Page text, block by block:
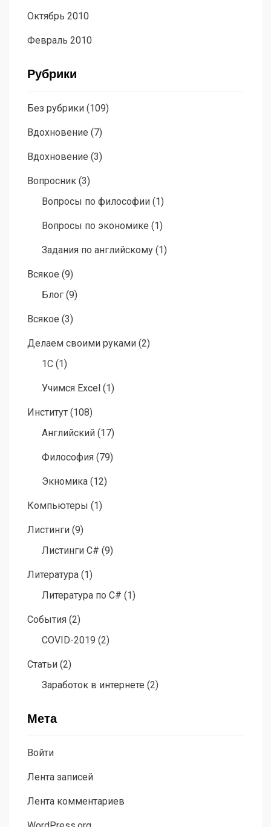
Октябрь 2010
Февраль 2010
Рубрики
Без рубрики (109)
Вдохновение (7)
Вдохновение (3)
Вопросник (3)
Вопросы по философии (1)
Вопросы по экономике (1)
Задания по английскому (1)
Всякое (9)
Блог (9)
Всякое (3)
Делаем своими руками (2)
1C (1)
Учимся Excel (1)
Институт (108)
Английский (17)
Философия (79)
Экномика (12)
Компьютеры (1)
Листинги (9)
Листинги C# (9)
Литература (1)
Литература по C# (1)
События (2)
COVID-2019 (2)
Статьи (2)
Заработок в интернете (2)
Мета
Войти
Лента записей
Лента комментариев